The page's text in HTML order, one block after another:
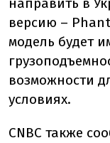
направить в
версию –
модель будет
возможности
условиях.
CNBC также